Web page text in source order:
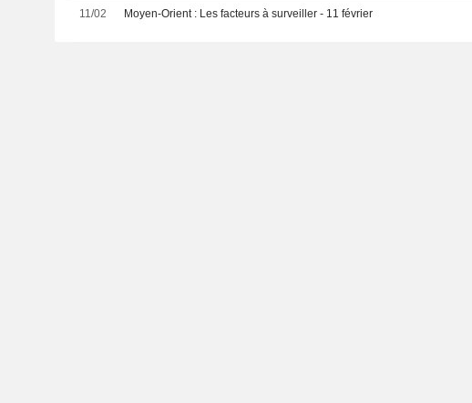
11/02 Moyen-Orient : Les facteurs à surveiller - 11 février